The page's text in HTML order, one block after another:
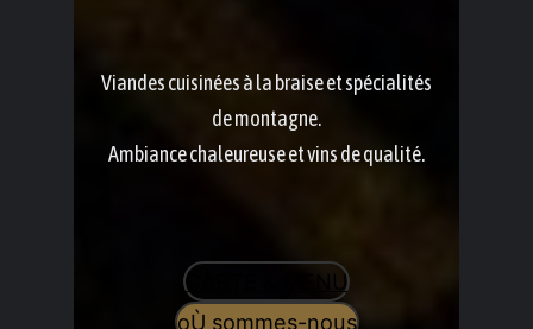
Viandes cuisinées à la braise et spécialités
de montagne.
Ambiance chaleureuse et vins de qualité.
CARTE & MENU
oÙ sommes-nous